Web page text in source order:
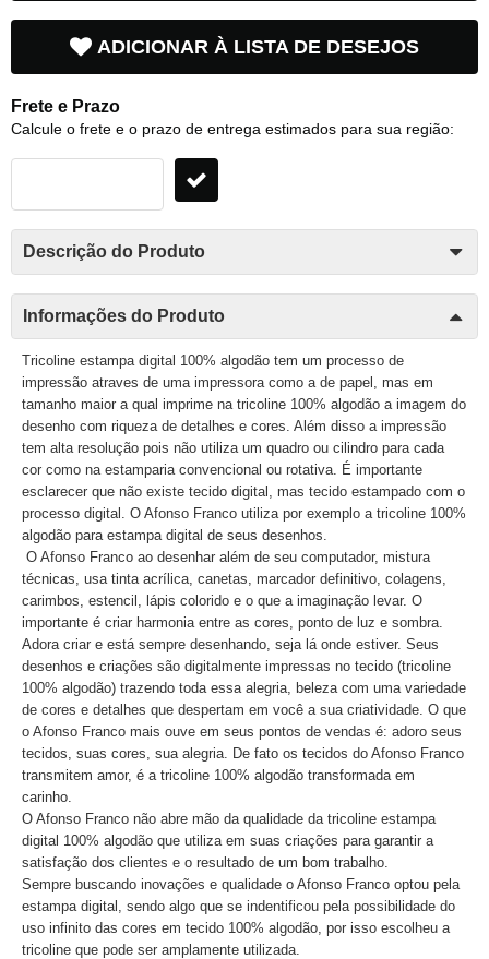
ADICIONAR À LISTA DE DESEJOS
Frete e Prazo
Calcule o frete e o prazo de entrega estimados para sua região:
Descrição do Produto
Informações do Produto
Tricoline estampa digital 100% algodão tem um processo de
impressão atraves de uma impressora como a de papel, mas em
tamanho maior a qual imprime na tricoline 100% algodão a imagem do
desenho com riqueza de detalhes e cores. Além disso a impressão
tem alta resolução pois não utiliza um quadro ou cilindro para cada
cor como na estamparia convencional ou rotativa. É importante
esclarecer que não existe tecido digital, mas tecido estampado com o
processo digital. O Afonso Franco utiliza por exemplo a tricoline 100%
algodão para estampa digital de seus desenhos.
O Afonso Franco ao desenhar além de seu computador, mistura
técnicas, usa tinta acrílica, canetas, marcador definitivo, colagens,
carimbos, estencil, lápis colorido e o que a imaginação levar. O
importante é criar harmonia entre as cores, ponto de luz e sombra.
Adora criar e está sempre desenhando, seja lá onde estiver. Seus
desenhos e criações são digitalmente impressas no tecido (tricoline
100% algodão) trazendo toda essa alegria, beleza com uma variedade
de cores e detalhes que despertam em você a sua criatividade. O que
o Afonso Franco mais ouve em seus pontos de vendas é: adoro seus
tecidos, suas cores, sua alegria. De fato os tecidos do Afonso Franco
transmitem amor, é a tricoline 100% algodão transformada em
carinho.
O Afonso Franco não abre mão da qualidade da tricoline estampa
digital 100% algodão que utiliza em suas criações para garantir a
satisfação dos clientes e o resultado de um bom trabalho.
Sempre buscando inovações e qualidade o Afonso Franco optou pela
estampa digital, sendo algo que se indentificou pela possibilidade do
uso infinito das cores em tecido 100% algodão, por isso escolheu a
tricoline que pode ser amplamente utilizada.